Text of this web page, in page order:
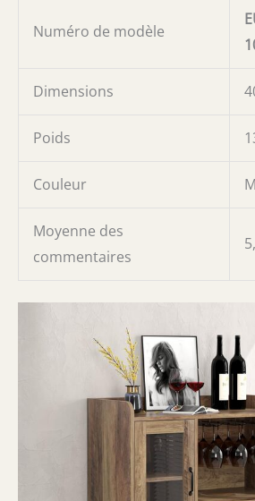
Numéro de modèle
Dimensions
Poids
Couleur
Moyenne des
commentaires